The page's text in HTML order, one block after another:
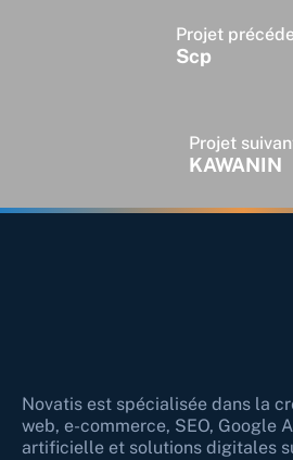
Projet
Scp
Projet
KAWANIN
Novatis est spécialisée dans la
web, e-commerce, SEO, Google
artificielle et solutions digitales